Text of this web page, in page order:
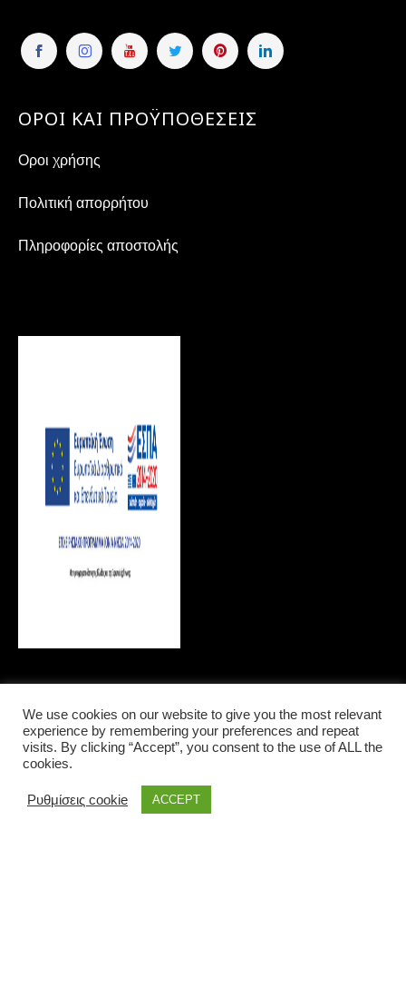
ΟΡΟΙ ΚΑΙ ΠΡΟΫΠΟΘΕΣΕΙΣ
Οροι χρήσης
Πολιτική απορρήτου
Πληροφορίες αποστολής
LOCAL INFORMATIONS
We use cookies on our website to give you the most relevant
experience by remembering your preferences and repeat
visits. By clicking “Accept”, you consent to the use of ALL the
cookies.
Ρυθμίσεις cookie ACCEPT